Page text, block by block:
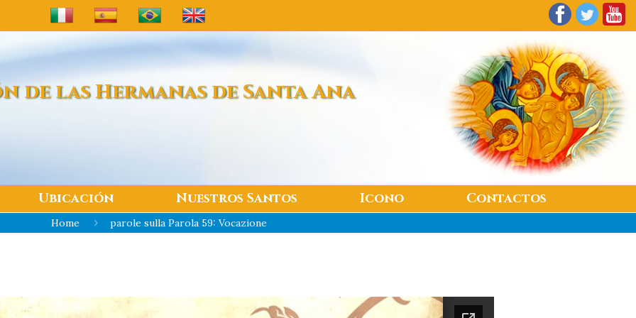
de lasHermanas de Santa Ana
Ubicación Nuestros Santos Icono Contactos
Home parole sulla Parola 59: Vocazione